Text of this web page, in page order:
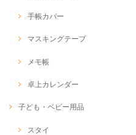
手帳カバー
マスキングテープ
メモ帳
卓上カレンダー
子ども・ベビー用品
スタイ